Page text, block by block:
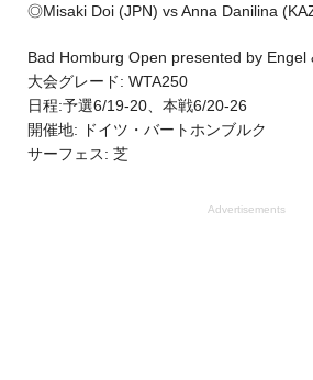
◎Misaki Doi (JPN) vs Anna Danilina
Bad Homburg Open presented by Engel
大会グレード: WTA250
日程:予選6/19-20、本戦6/20-26
開催地: ドイツ・バートホンブルク
サーフェス: 芝
Advertisements